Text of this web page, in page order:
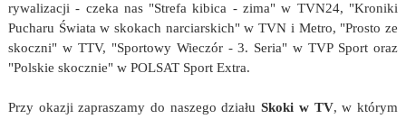
rywalizacji - czeka nas "Strefa kibica - zima" w TVN24, "Kroniki
Pucharu Świata w skokach narciarskich" w TVN i Metro, "Prosto ze
skoczni" w TTV, "Sportowy Wieczór - 3. Seria" w TVP Sport oraz
"Polskie skocznie" w POLSAT Sport Extra.
Przy okazji zapraszamy do naszego działuSkoki w TV, w którym